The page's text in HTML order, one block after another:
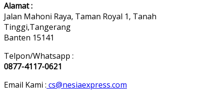
Alamat :
Jalan Mahoni Raya, Taman Royal 1, Tanah
Tinggi,Tangerang
Banten 15141
Telpon/Whatsapp :
0877-4117-0621
Email Kami : cs@nesiaexpress.com